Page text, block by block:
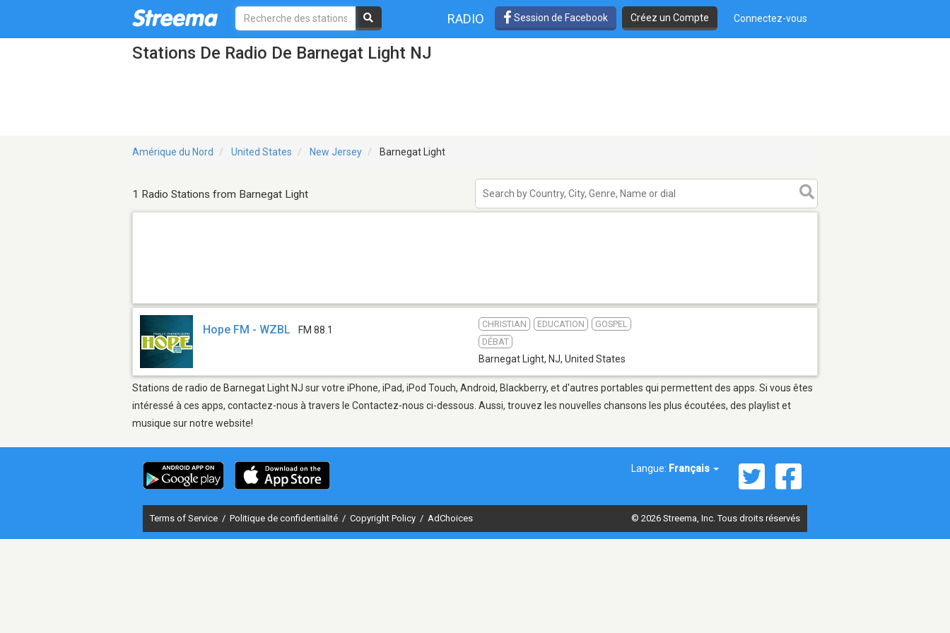
RADIO Session de Facebook Créez un Compte Connectez-vous
Stations De Radio De Barnegat Light NJ
Amérique du Nord United States New Jersey Barnegat Light
1 Radio Stations from Barnegat Light
Hope FM - WZBL FM 88.1
CHRISTIAN EDUCATION
GOSPEL
DÉBAT
Barnegat Light, NJ, United States
Stations de radio de Barnegat Light NJ sur votre iPhone, iPad, iPod Touch, Android, Blackberry, et d'autres portables qui permettent des apps. Si vous êtes
intéressé à ces apps, contactez-nous à travers le Contactez-nous ci-dessous. Aussi, trouvez les nouvelles chansons les plus écoutées, des playlist et
musique sur notre website!
Langue: Français
Terms of Service / Politique de confidentialité / Copyright Policy / AdChoices © 2026 Streema, Inc. Tous droits réservés